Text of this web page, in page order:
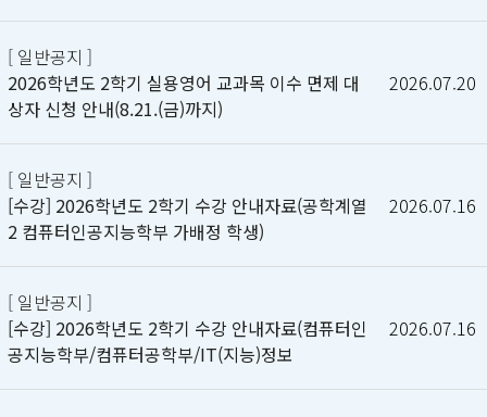
[ 일반공지 ]
2026학년도 2학기 실용영어 교과목 이수 면제 대
상자 신청 안내(8.21.(금)까지)
2026.07.20
[ 일반공지 ]
[수강] 2026학년도 2학기 수강 안내자료(공학계열
2 컴퓨터인공지능학부 가배정 학생)
2026.07.16
[ 일반공지 ]
[수강] 2026학년도 2학기 수강 안내자료(컴퓨터인
공지능학부/컴퓨터공학부/IT(지능)정보
2026.07.16